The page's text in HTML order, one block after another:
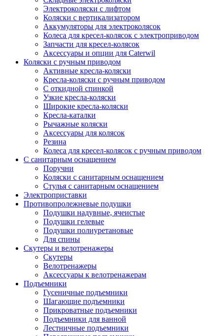
Электроколяски с лифтом
Коляски с вертикализатором
Аккумуляторы для электроколясок
Колеса для кресел-колясок с электроприводом
Запчасти для кресел-колясок
Аксессуары и опции для Caterwil
Коляски с ручным приводом
Активные кресла-коляски
Кресла-коляски с ручным приводом
С откидной спинкой
Узкие кресла-коляски
Широкие кресла-коляски
Кресла-каталки
Рычажные коляски
Аксессуары для колясок
Резина
Колеса для кресел-колясок с ручным приводом
С санитарным оснащением
Поручни
Коляски с санитарным оснащением
Стулья с санитарным оснащением
Электроприставки
Противопролежневые подушки
Подушки надувные, ячеистые
Подушки гелевые
Подушки полиуретановые
Для спины
Скутеры и велотренажеры
Скутеры
Велотренажеры
Аксессуары к велотренажерам
Подъемники
Гусеничные подъемники
Шагающие подъемники
Прикроватные подъемники
Подъемники для ванной
Лестничные подъемники